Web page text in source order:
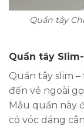
Quần tây
Quần tây
Quần tây slim
đến vẻ ngoài
Mẫu quần này
có vóc dáng